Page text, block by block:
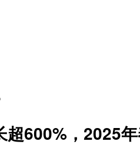
超600%，2025